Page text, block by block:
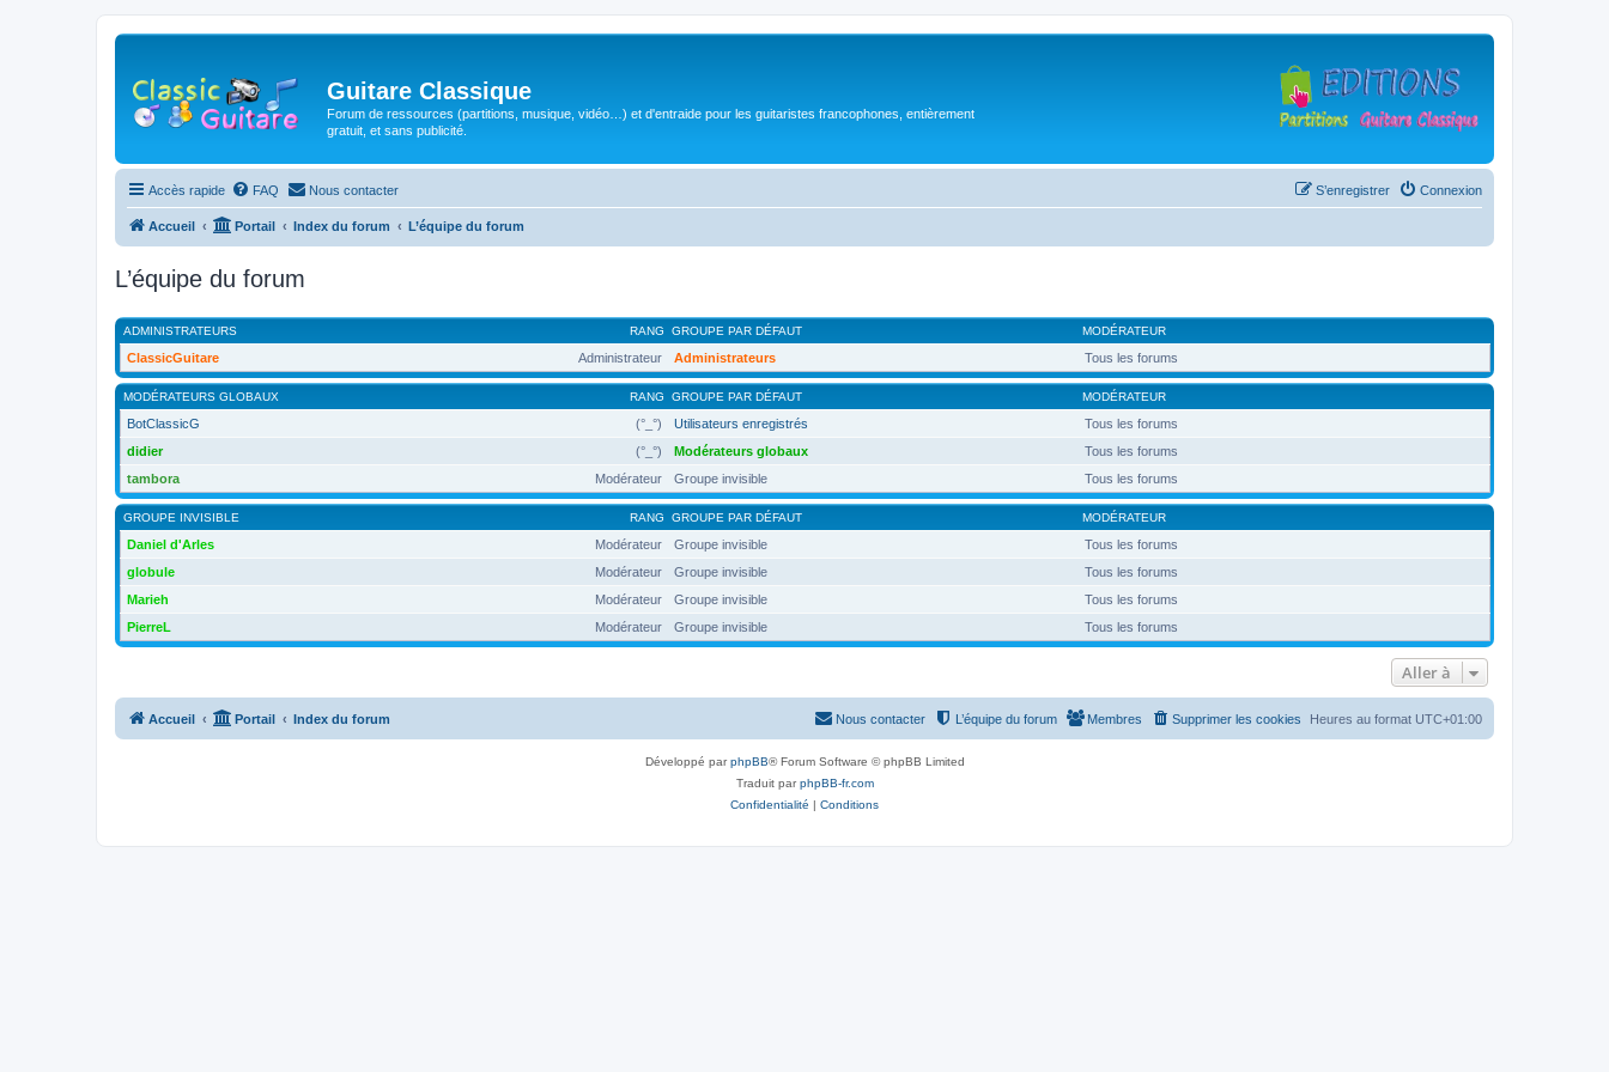
Guitare Classique
Forum de ressources (partitions, musique, vidéo…) et d'entraide pour les guitaristes francophones, entièrement
gratuit, et sans publicité.
Accès rapide FAQ Nous contacter Connexion
S’enregistrer
Accueil Portail Index du forum L’équipe du forum
L’équipe du forum
RANG
ADMINISTRATEURS GROUPE PAR DÉFAUT MODÉRATEUR
Administrateur
ClassicGuitare Administrateurs Tous les forums
RANG
MODÉRATEURS GLOBAUX GROUPE PAR DÉFAUT MODÉRATEUR
(°_°)
BotClassicG Utilisateurs enregistrés
Tous les forums
(°_°)
didier Modérateurs globaux
Tous les forums
Modérateur
tambora Groupe invisible Tous les forums
RANG
GROUPE INVISIBLE GROUPE PAR DÉFAUT MODÉRATEUR
Modérateur
Daniel d'Arles Groupe invisible
Tous les forums
Modérateur
globule Groupe invisible
Tous les forums
Modérateur
Marieh Groupe invisible
Tous les forums
Modérateur
PierreL Groupe invisible Tous les forums
Aller à
Accueil Portail Index du forum Heures au format UTC+01:00
Supprimer les cookies
Membres
L’équipe du forum
Nous contacter
Développé parphpBB® Forum Software © phpBB Limited
Traduit parphpBB-fr.com
Confidentialité | Conditions